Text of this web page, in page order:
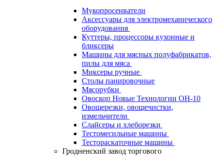
Мукопросеиватели
Аксессуары для электромеханического
оборудования
Куттеры, процессоры кухонные и
бликсеры
Машины для мясных полуфабрикатов,
пилы для мяса
Миксеры ручные
Столы панировочные
Мясорубки
Овоскоп Новые Технологии ОН-10
Овощерезки, овощечистки,
измельчители
Слайсеры и хлеборезки
Тестомесильные машины
Тестораскаточные машины
Гродненский завод торгового